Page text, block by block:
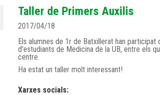
Taller de Primers Auxilis
2017/04/18
Els alumnes de 1r de Batxillerat han
d'estudiants de Medicina de la UB, entre els
centre.
Ha estat un taller molt interessant!
Xarxes socials: